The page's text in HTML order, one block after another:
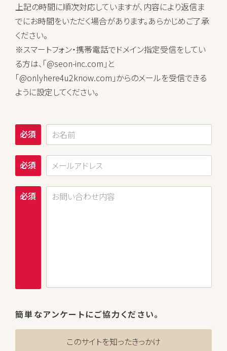
上記の時間に順次対応していますが、内容により返信ま
でにお時間をいただく場合があります。あらかじめご了承
ください。
※スマートフォン・携帯電話でドメイン指定受信をしてい
る方は、「@seon-inc.com」と
「@onlyhere4u2know.com」からのメールを受信できる
ように設定してください。
必須
必須
必須
簡単なアンケートにご協力ください。
このサイトを知ったきっかけ